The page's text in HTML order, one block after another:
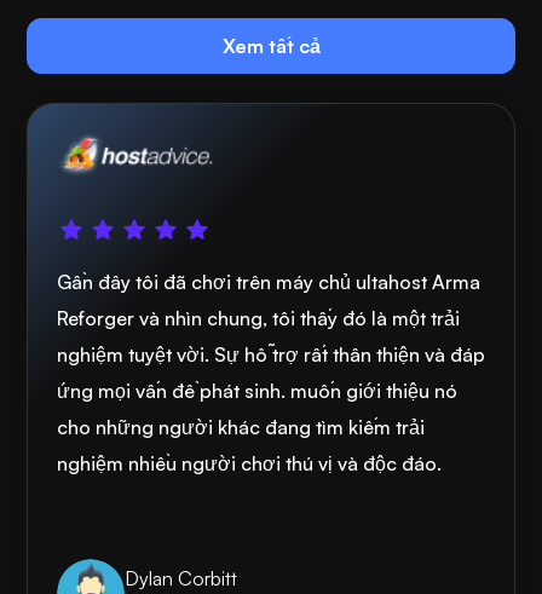
Xem tất cả
Gần đây tôi đã chơi trên máy chủ ultahost Arma
Reforger và nhìn chung, tôi thấy đó là một trải
nghiệm tuyệt vời. Sự hỗ trợ rất thân thiện và đáp
ứng mọi vấn đề phát sinh. muốn giới thiệu nó
cho những người khác đang tìm kiếm trải
nghiệm nhiều người chơi thú vị và độc đáo.
Dylan Corbitt